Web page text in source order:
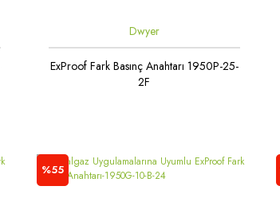
Dwyer
ExProof Fark Basınç Anahtarı 1950P-25-
2F
%55